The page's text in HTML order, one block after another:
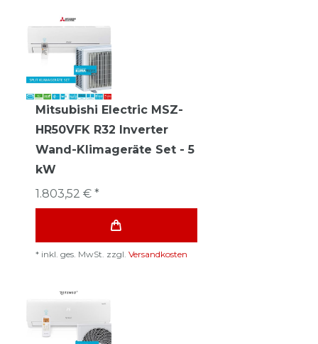
Mitsubishi Electric MSZ-
HR50VFK R32 Inverter
Wand-Klimageräte Set - 5
kW
1.803,52 € *
* inkl. ges. MwSt. zzgl. Versandkosten